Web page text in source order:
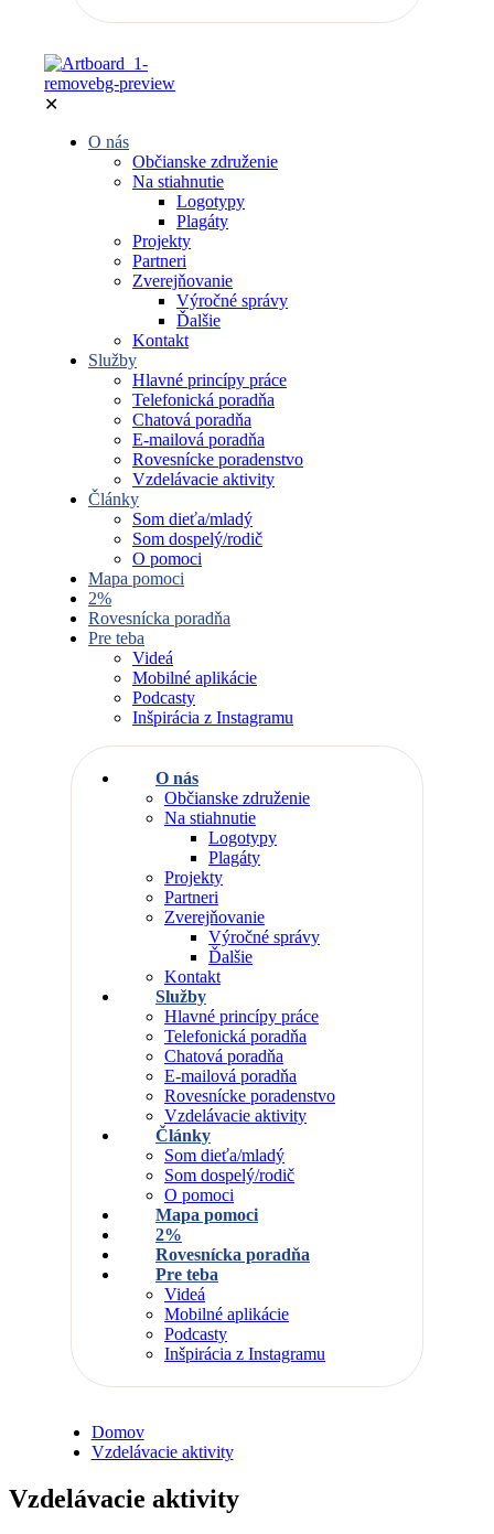
✕
O nás
Občianske združenie
Na stiahnutie
Logotypy
Plagáty
Projekty
Partneri
Zverejňovanie
Výročné správy
Ďalšie
Kontakt
Služby
Hlavné princípy práce
Telefonická poradňa
Chatová poradňa
E-mailová poradňa
Rovesnícke poradenstvo
Vzdelávacie aktivity
Články
Som dieťa/mladý
Som dospelý/rodič
O pomoci
Mapa pomoci
2%
Rovesnícka poradňa
Pre teba
Videá
Mobilné aplikácie
Podcasty
Inšpirácia z Instagramu
O nás
Občianske združenie
Na stiahnutie
Logotypy
Plagáty
Projekty
Partneri
Zverejňovanie
Výročné správy
Ďalšie
Kontakt
Služby
Hlavné princípy práce
Telefonická poradňa
Chatová poradňa
E-mailová poradňa
Rovesnícke poradenstvo
Vzdelávacie aktivity
Články
Som dieťa/mladý
Som dospelý/rodič
O pomoci
Mapa pomoci
2%
Rovesnícka poradňa
Pre teba
Videá
Mobilné aplikácie
Podcasty
Inšpirácia z Instagramu
Domov
Vzdelávacie aktivity
Vzdelávacie aktivity